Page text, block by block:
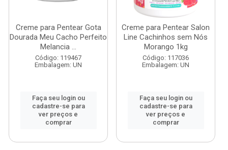
Creme para Pentear Gota
Dourada Meu Cacho Perfeito
Melancia ...
Código: 119467
Embalagem: UN
Faça seu login ou
cadastre-se para
ver preços e
comprar
Creme para Pentear Salon
Line Cachinhos sem Nós
Morango 1kg
Código: 117036
Embalagem: UN
Faça seu login ou
cadastre-se para
ver preços e
comprar